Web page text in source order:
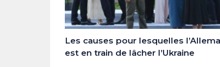
Les causes pour lesquelles
est en train de lâcher l’Ukraine